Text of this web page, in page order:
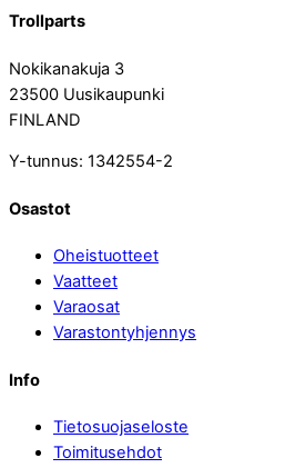
Trollparts
Nokikanakuja 3
23500 Uusikaupunki
FINLAND
Y-tunnus: 1342554-2
Osastot
Oheistuotteet
Vaatteet
Varaosat
Varastontyhjennys
Info
Tietosuojaseloste
Toimitusehdot